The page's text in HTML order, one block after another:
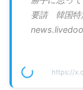
要請 韓国特
https://